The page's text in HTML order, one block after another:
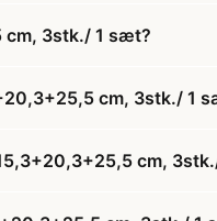
cm, 3stk./ 1 sæt?
cm, 3stk./ 1
cm,